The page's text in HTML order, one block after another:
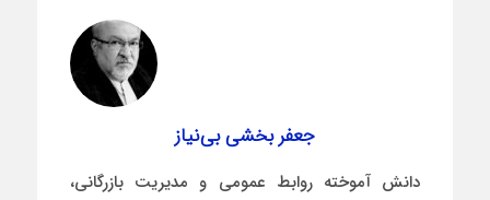
جعفر بخشی بی‌نیاز
دانش آموخته روابط عمومی و مدیریت بازرگانی،